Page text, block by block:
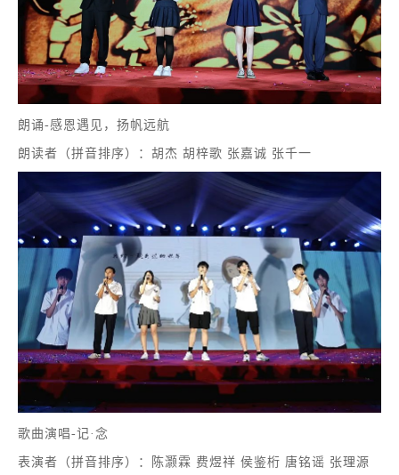
朗诵-感恩遇见，扬帆远航
朗读者（拼音排序）：胡杰 胡梓歌 张嘉诚 张千一
歌曲演唱-记·念
表演者（拼音排序）：陈灏霖 费煜祥 侯鉴桁 唐铭谣 张理源